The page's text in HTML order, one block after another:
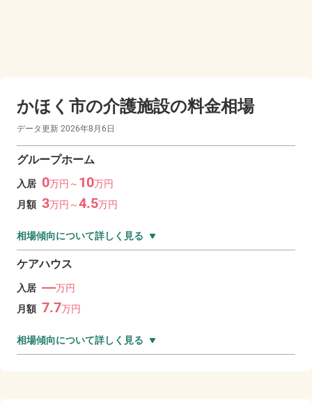
かほく市の介護施設の料金相場
データ更新 2026年8月6日
グループホーム
入居 0万円～ 10万円
月額 3万円～4.5万円
相場傾向について詳しく見る
ケアハウス
入居 ―万円
月額 7.7万円
相場傾向について詳しく見る